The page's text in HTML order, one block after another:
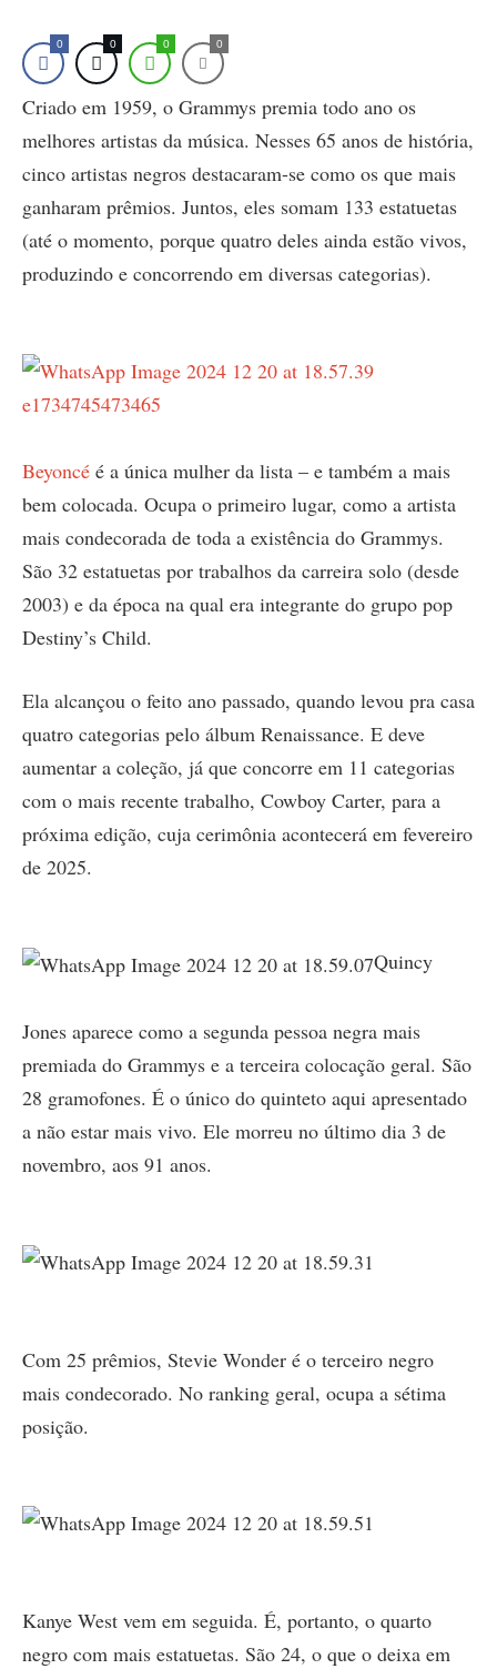
0 0 0 0
Criado em 1959, o Grammys premia todo ano os
melhores artistas da música. Nesses 65 anos de história,
cinco artistas negros destacaram-se como os que mais
ganharam prêmios. Juntos, eles somam 133 estatuetas
(até o momento, porque quatro deles ainda estão vivos,
produzindo e concorrendo em diversas categorias).
Beyoncé é a única mulher da lista – e também a mais
bem colocada. Ocupa o primeiro lugar, como a artista
mais condecorada de toda a existência do Grammys.
São 32 estatuetas por trabalhos da carreira solo (desde
2003) e da época na qual era integrante do grupo pop
Destiny’s Child.
Ela alcançou o feito ano passado, quando levou pra casa
quatro categorias pelo álbum Renaissance. E deve
aumentar a coleção, já que concorre em 11 categorias
com o mais recente trabalho, Cowboy Carter, para a
próxima edição, cuja cerimônia acontecerá em fevereiro
de 2025.
Quincy
Jones aparece como a segunda pessoa negra mais
premiada do Grammys e a terceira colocação geral. São
28 gramofones. É o único do quinteto aqui apresentado
a não estar mais vivo. Ele morreu no último dia 3 de
novembro, aos 91 anos.
Com 25 prêmios, Stevie Wonder é o terceiro negro
mais condecorado. No ranking geral, ocupa a sétima
posição.
Kanye West vem em seguida. É, portanto, o quarto
negro com mais estatuetas. São 24, o que o deixa em